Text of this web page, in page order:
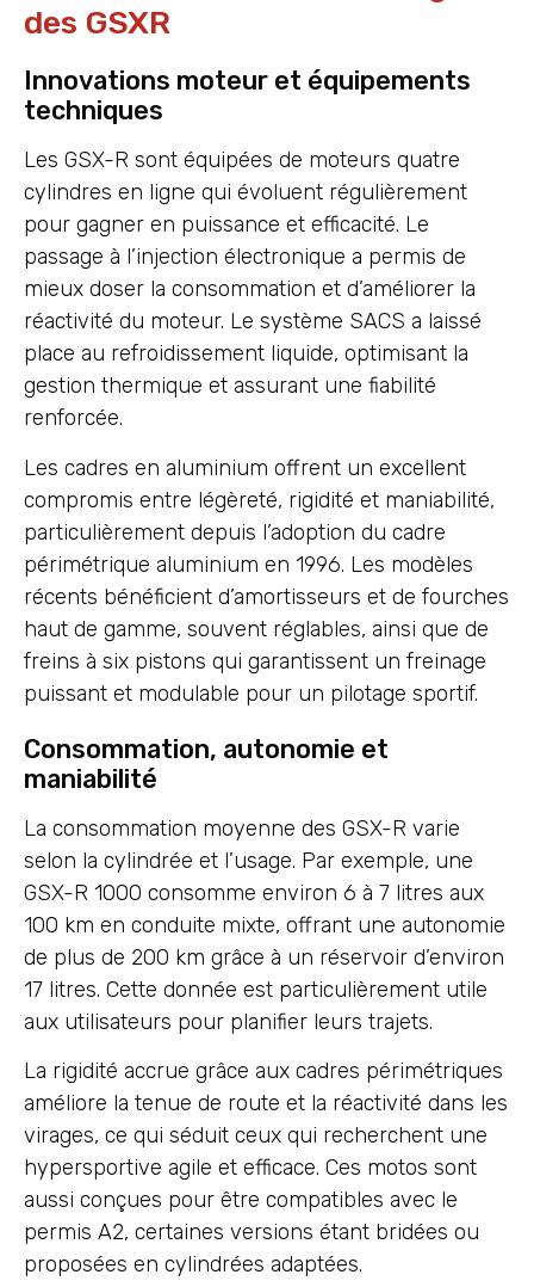
des GSXR
Innovations moteur et équipements
techniques
Les GSX-R sont équipées de moteurs quatre
cylindres en ligne qui évoluent régulièrement
pour gagner en puissance et efficacité. Le
passage à l’injection électronique a permis de
mieux doser la consommation et d’améliorer la
réactivité du moteur. Le système SACS a laissé
place au refroidissement liquide, optimisant la
gestion thermique et assurant une fiabilité
renforcée.
Les cadres en aluminium offrent un excellent
compromis entre légèreté, rigidité et maniabilité,
particulièrement depuis l’adoption du cadre
périmétrique aluminium en 1996. Les modèles
récents bénéficient d’amortisseurs et de fourches
haut de gamme, souvent réglables, ainsi que de
freins à six pistons qui garantissent un freinage
puissant et modulable pour un pilotage sportif.
Consommation, autonomie et
maniabilité
La consommation moyenne des GSX-R varie
selon la cylindrée et l’usage. Par exemple, une
GSX-R 1000 consomme environ 6 à 7 litres aux
100 km en conduite mixte, offrant une autonomie
de plus de 200 km grâce à un réservoir d’environ
17 litres. Cette donnée est particulièrement utile
aux utilisateurs pour planifier leurs trajets.
La rigidité accrue grâce aux cadres périmétriques
améliore la tenue de route et la réactivité dans les
virages, ce qui séduit ceux qui recherchent une
hypersportive agile et efficace. Ces motos sont
aussi conçues pour être compatibles avec le
permis A2, certaines versions étant bridées ou
proposées en cylindrées adaptées.